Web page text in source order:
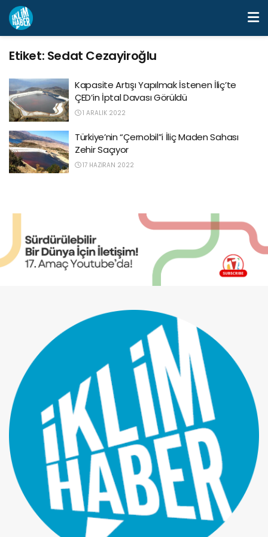
Etiket: Sedat Cezayiroğlu
Kapasite Artışı Yapılmak İstenen İliç’te
ÇED’in İptal Davası Görüldü
1 ARALIK 2022
Türkiye’nin “Çernobil”i İliç Maden Sahası
Zehir Saçıyor
17 HAZIRAN 2022